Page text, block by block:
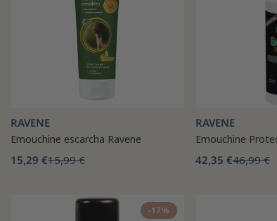
RAVENE
Emouchine escarcha Ravene
15,29 €15,99 €
RAVENE
Emouchine
42,35 €46,99 €
-17%